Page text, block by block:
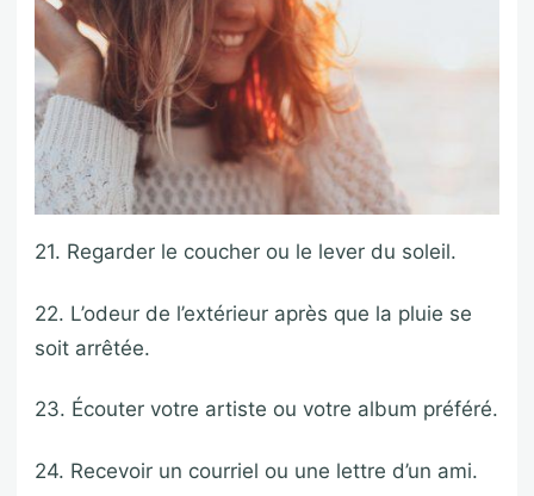
21. Regarder le coucher ou le lever du soleil.
22. L’odeur de l’extérieur après que la pluie se
soit arrêtée.
23. Écouter votre artiste ou votre album préféré.
24. Recevoir un courriel ou une lettre d’un ami.